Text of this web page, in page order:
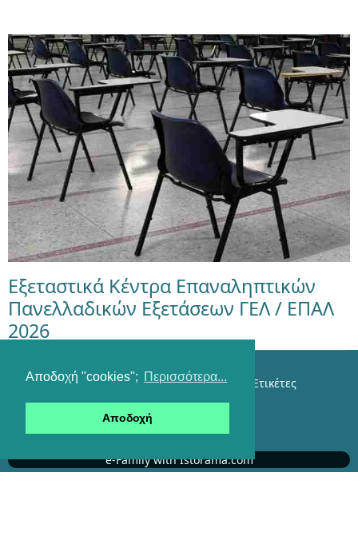
Αποδοχή "cookies"; Περισσότερα...
Αποδοχή
Εξεταστικά Κέντρα Επαναληπτικών
Πανελλαδικών Εξετάσεων ΓΕΛ / ΕΠΑΛ
2026
Επικοινωνία Όροι χρήσης Αναζήτηση
Ετικέτες
Είσοδος
e-Family with Istorama.com